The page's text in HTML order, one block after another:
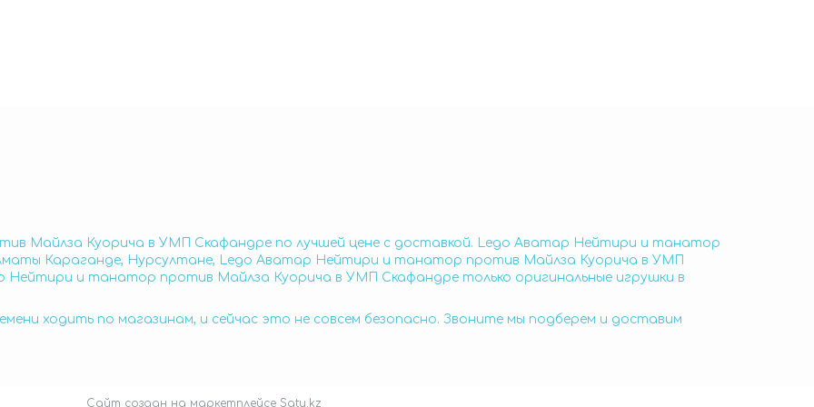
Майлза Куорича в УМП Скафандре по лучшей цене с доставкой. Lego Аватар Нейтири и танатор
Караганде, Нурсултане, Lego Аватар Нейтири и танатор против Майлза Куорича в УМП
Нейтири и танатор против Майлза Куорича в УМП Скафандре только оригинальные игрушки в
ходить по магазинам, и сейчас это не совсем безопасно. Звоните мы подберем и доставим
Сайт создан на маркетплейсе Satu.kz